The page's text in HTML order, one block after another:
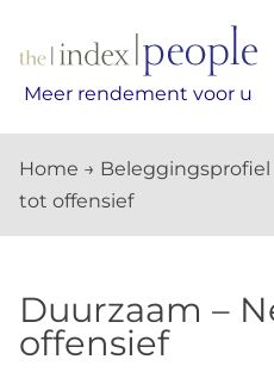
Meer rendement voor u
Home → Beleggingsprofiel
tot offensief
Duurzaam –
offensief